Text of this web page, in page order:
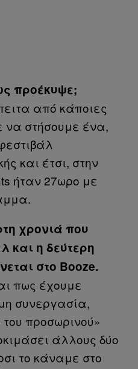
προέκυψε;
από κάποιες
να στήσουμε ένα,
και έτσι, στην
ήταν 27ωρο με
χρονιά που
και η δεύτερη
στο Booze.
πως έχουμε
συνεργασία,
προσωρινού»
άλλους δύο
το κάναμε στο